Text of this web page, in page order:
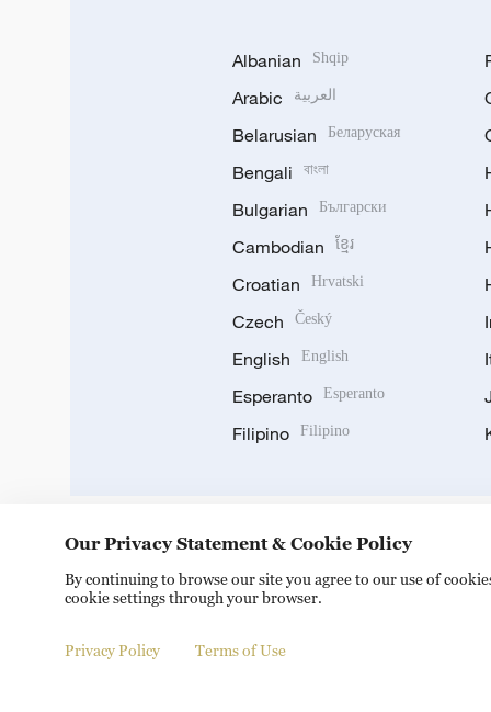
Albanian Shqip
Arabic العربية
Belarusian Беларуская
Bengali বাংলা
Bulgarian Български
Cambodian ខ្មែរ
Croatian Hrvatski
Czech Český
English English
Esperanto Esperanto
Filipino Filipino
DOWNLOAD OUR APP
Our Privacy Statement & Cookie Policy
By continuing to browse our site you agree to our use of
cookie settings through your browser.
Privacy Policy Terms of Use